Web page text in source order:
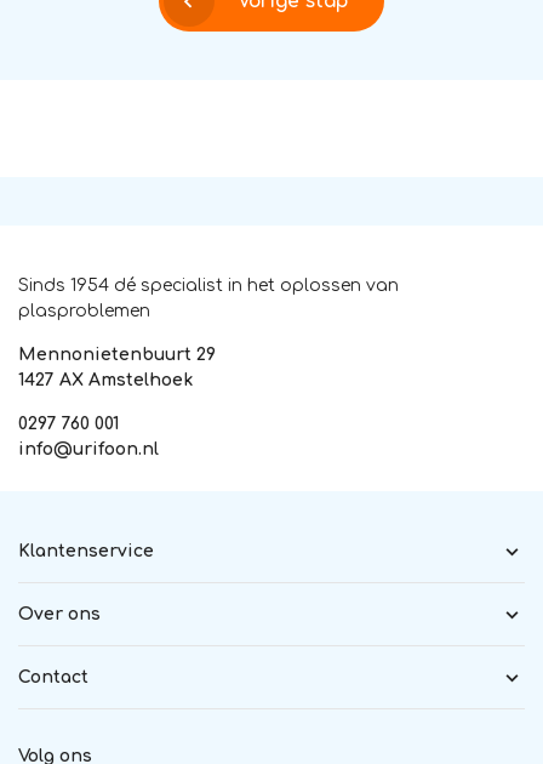
Sinds 1954 dé specialist in het oplossen van
plasproblemen
Mennonietenbuurt 29
1427 AX Amstelhoek
0297 760 001
info@urifoon.nl
Klantenservice
Over ons
Contact
Volg ons